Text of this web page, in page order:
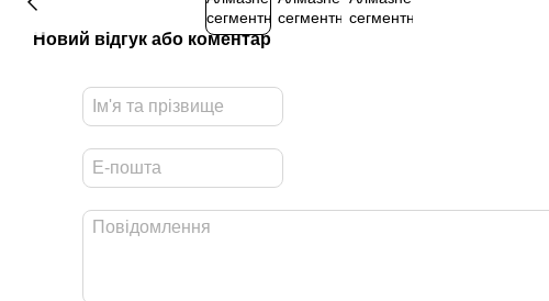
Новий відгук або коментар